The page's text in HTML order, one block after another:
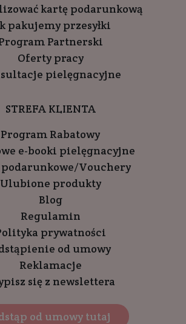
kartę podarunkową
pakujemy przesyłki
Partnerski
Oferty pracy
pielęgnacyjne
STREFA KLIENTA
Program Rabatowy
e-booki pielęgnacyjne
Vouchery
Ulubione produkty
Blog
Regulamin
prywatności
od umowy
Reklamacje
się z newslettera
od umowy tutaj